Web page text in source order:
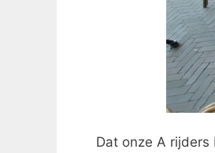
Dat onze A